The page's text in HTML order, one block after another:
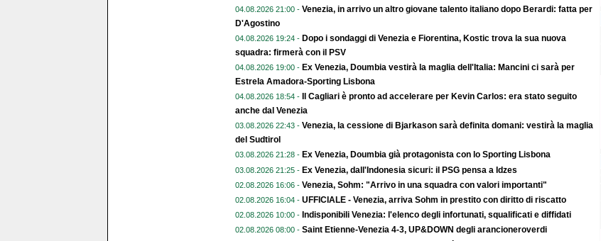
04.08.2026 21:00 - Venezia, in arrivo un altro giovane talento italiano dopo Berardi: fatta per
D'Agostino
04.08.2026 19:24 - Dopo i sondaggi di Venezia e Fiorentina, Kostic trova la sua nuova
squadra: firmerà con il PSV
04.08.2026 19:00 - Ex Venezia, Doumbia vestirà la maglia dell'Italia: Mancini ci sarà per
Estrela Amadora-Sporting Lisbona
04.08.2026 18:54 -
Il Cagliari è pronto ad accelerare per Kevin Carlos: era stato seguito
anche dal Venezia
03.08.2026 22:43 - Venezia, la cessione di Bjarkason sarà definita domani: vestirà la maglia
del Sudtirol
03.08.2026 21:28 - Ex Venezia, Doumbia già protagonista con lo Sporting Lisbona
03.08.2026 21:25 - Ex Venezia, dall'Indonesia sicuri: il PSG pensa a Idzes
02.08.2026 16:06 - Venezia, Sohm: "Arrivo in una squadra con valori importanti"
02.08.2026 16:04 - UFFICIALE - Venezia, arriva Sohm in prestito con diritto di riscatto
02.08.2026 10:00 - Indisponibili Venezia: l'elenco degli infortunati, squalificati e diffidati
02.08.2026 08:00 - Saint Etienne-Venezia 4-3, UP&DOWN degli arancioneroverdi